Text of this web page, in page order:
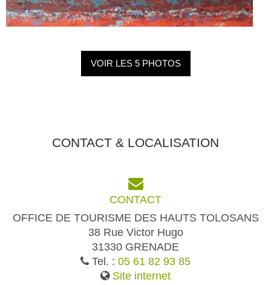
VOIR LES 5 PHOTOS
CONTACT & LOCALISATION
CONTACT
OFFICE DE TOURISME DES HAUTS TOLOSANS
38 Rue Victor Hugo
31330 GRENADE
Tel. : 05 61 82 93 85
Site internet